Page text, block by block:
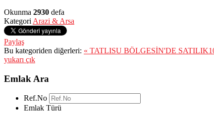
Okunma 2930 defa
Kategori Arazi & Arsa
Paylaş
Bu kategoriden diğerleri: « TATLISU BÖLGESİN'DE
yukarı çık
Emlak Ara
Ref.No
Emlak Türü